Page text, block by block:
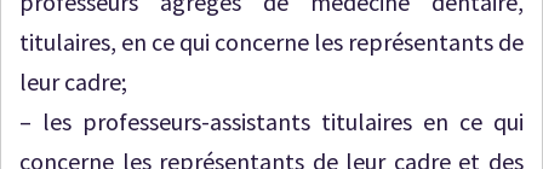
titulaires, en ce qui concerne les représentants de
leur cadre;
– les professeurs-assistants titulaires en ce qui
concerne les représentants de leur cadre et des